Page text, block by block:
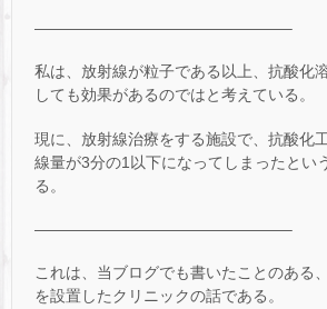
————————————————–
私は、放射線が粒子である以上、抗酸化
しても効果があるのではと考えている。
現に、放射線治療をする施設で、抗酸化
線量が3分の1以下になってしまったとい
る。
————————————————–
これは、当ブログでも書いたことのある
を設置したクリニックの話である。